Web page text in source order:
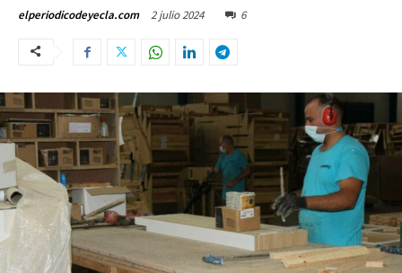
elperiodicodeyecla.com 2 julio 2024 6